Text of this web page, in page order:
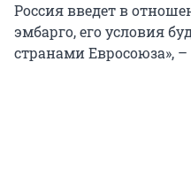
Россия введет в
эмбарго, его условия
странами Евросоюза»,